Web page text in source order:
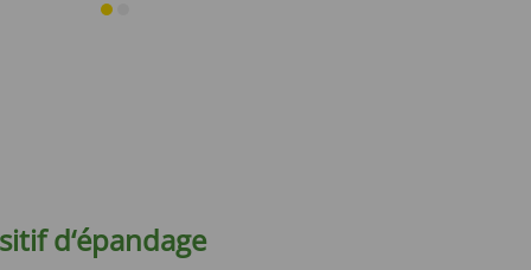
d‘épandage